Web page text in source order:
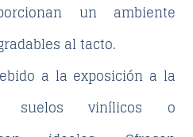
un ambiente
al tacto.
a la exposición a la
suelos vinílicos o